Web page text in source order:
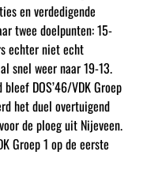
en verdedigende
twee doelpunten: 15-
echter niet echt
snel weer naar 19-13.
DOS’46/VDK Groep
het duel overtuigend
de ploeg uit Nijeveen.
Groep 1 op de eerste